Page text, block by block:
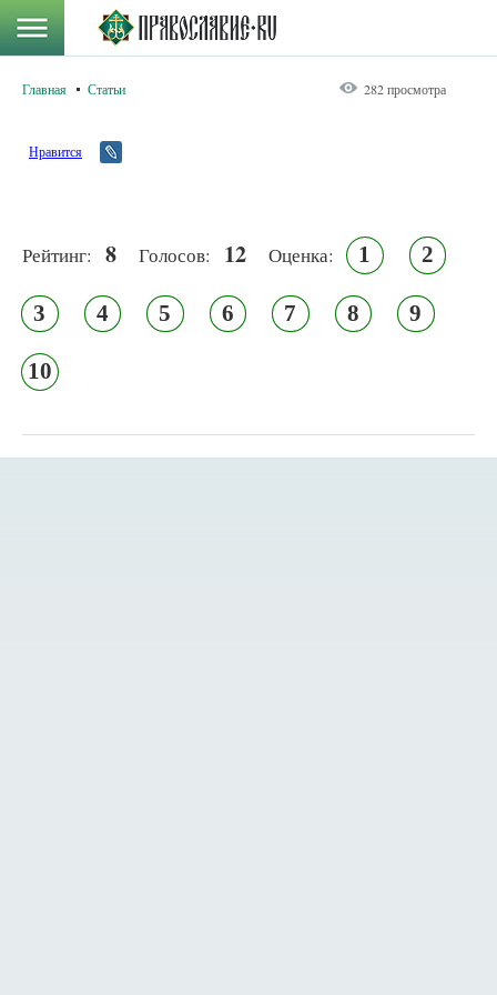
Главная Статьи 282 просмотра
Нравится
Рейтинг: 8 Голосов: 12 Оценка: 1 2
3 4 5 6 7 8 9
10